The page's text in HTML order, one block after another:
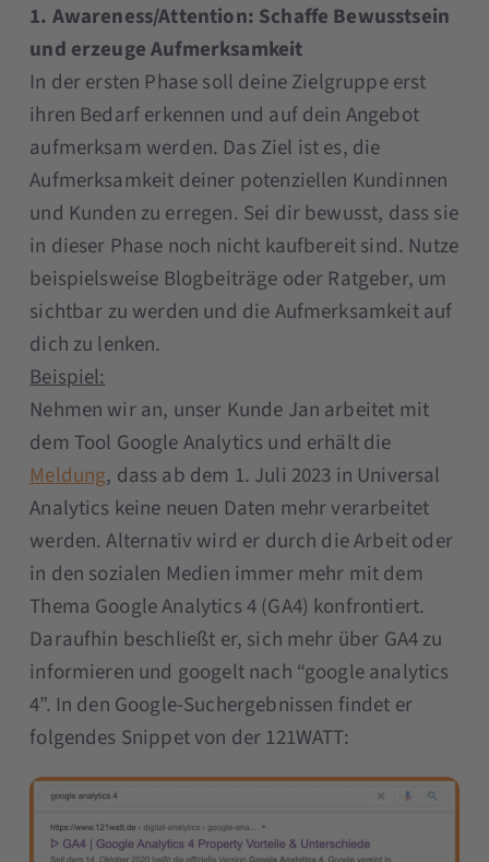
1. Awareness/Attention: Schaffe Bewusstsein
und erzeuge Aufmerksamkeit
In der ersten Phase soll deine Zielgruppe erst
ihren Bedarf erkennen und auf dein Angebot
aufmerksam werden. Das Ziel ist es, die
Aufmerksamkeit deiner potenziellen Kundinnen
und Kunden zu erregen. Sei dir bewusst, dass sie
in dieser Phase noch nicht kaufbereit sind. Nutze
beispielsweise Blogbeiträge oder Ratgeber, um
sichtbar zu werden und die Aufmerksamkeit auf
dich zu lenken.
Beispiel:
Nehmen wir an, unser Kunde Jan arbeitet mit
dem Tool Google Analytics und erhält die
Meldung, dass ab dem 1. Juli 2023 in Universal
Analytics keine neuen Daten mehr verarbeitet
werden. Alternativ wird er durch die Arbeit oder
in den sozialen Medien immer mehr mit dem
Thema Google Analytics 4 (GA4) konfrontiert.
Daraufhin beschließt er, sich mehr über GA4 zu
informieren und googelt nach “google analytics
4”. In den Google-Suchergebnissen findet er
folgendes Snippet von der 121WATT: